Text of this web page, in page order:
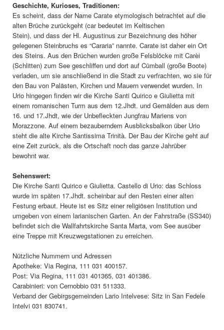
Geschichte, Kurioses, Traditionen:
Es scheint, dass der Name Carate etymologisch betrachtet auf die
alten Brüche zurückgeht (car bedeutet im Keltischen
Stein), und dass der Hl. Augustinus zur Bezeichnung des höher
gelegenen Steinbruchs es “Cararia” nannte. Carate ist daher ein Ort
des Steins. Aus den Brüchen wurden große Felsblöcke mit Carèi
(Schlitten) zum See geschliffen und dort auf Cümball (große Boote)
verladen, um sie anschließend in die Stadt zu verfrachten, wo sie für
den Bau von Palästen, Kirchen und Mauern verwendet wurden. In
Urio hingegen finden wir die Kirche Santi Quirico e Giulietta mit
einem romanischen Turm aus dem 12.Jhdt. und Gemälden aus dem
16. und 17.Jhdt, wie der Unbefleckten Jungfrau Mariens von
Morazzone. Auf einem bezauberndem Ausblicksbalkon über Urio
steht die alte Kirche Santissima Trinità. Der Bau der Kirche geht auf
eine Zeit zurück, als die Ortschaft noch das ganze Jahrüber
bewohnt war.
Sehenswert:
Die Kirche Santi Quirico e Giulietta. Castello di Urio: das Schloss
wurde im späten 17.Jhdt. scheinbar auf den Resten einer alten
Festung erbaut. Heute ist es Sitz einer religiösen Institution und
umgeben von einem larianischen Garten. An der Fahrstraße (SS340)
befindet sich die Wallfahrtskirche Santa Marta, vom See ausüber
eine Treppe mit Kreuzwegstationen zu erreichen.
Nützliche Nummern und Adressen
Apotheke: Via Regina, 111 031 400157.
Post: Via Regina, 111 031 401365, 031 401386.
Carabinieri: von Cernobbio 031 511333.
Verband der Gebirgsgemeinden Lario Intelvese: Sitz in San Fedele
Intelvi 031 830741.